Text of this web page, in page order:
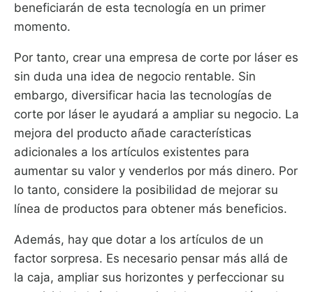
beneficiarán de esta tecnología en un primer
momento.
Por tanto, crear una empresa de corte por láser es
sin duda una idea de negocio rentable. Sin
embargo, diversificar hacia las tecnologías de
corte por láser le ayudará a ampliar su negocio. La
mejora del producto añade características
adicionales a los artículos existentes para
aumentar su valor y venderlos por más dinero. Por
lo tanto, considere la posibilidad de mejorar su
línea de productos para obtener más beneficios.
Además, hay que dotar a los artículos de un
factor sorpresa. Es necesario pensar más allá de
la caja, ampliar sus horizontes y perfeccionar su